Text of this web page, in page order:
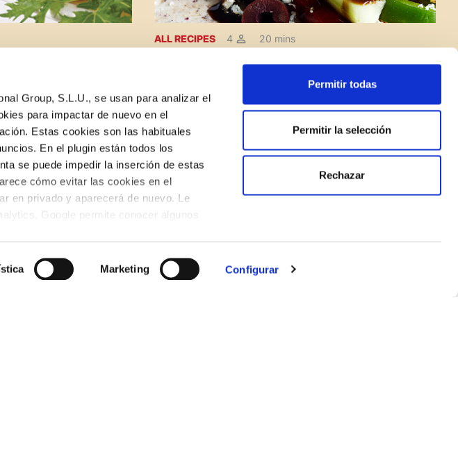
Group, S.L.U., se usan para analizar el
para impactar de nuevo en el
Estas cookies son las habituales
En el plugin están todos los
se puede impedir la inserción de estas
cómo evitar las cookies en el
en privado y aparecerá de nuevo. Le
Google permite conocer algunos
Marketing Configurar
Permitir todas
Permitir la selección
Rechazar
ALL RECIPES 4 20 mins
Greek Chicken Tacos